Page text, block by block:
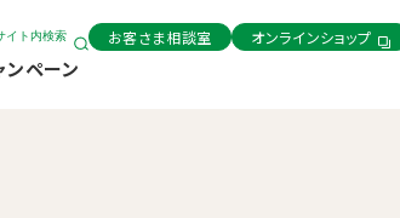
ンペーン
イト内検索 お客さま相談室 オンラインショップ